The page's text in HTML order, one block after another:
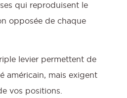
qui reproduisent le
opposée de chaque
levier permettent de
américain, mais exigent
vos positions.